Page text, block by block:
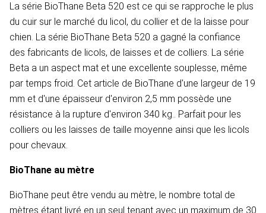
La série BioThane Beta 520 est ce qui se rapproche le plus
du cuir sur le marché du licol, du collier et de la laisse pour
chien. La série BioThane Beta 520 a gagné la confiance
des fabricants de licols, de laisses et de colliers. La série
Beta a un aspect mat et une excellente souplesse, même
par temps froid. Cet article de BioThane d'une largeur de 19
mm et d'une épaisseur d'environ 2,5 mm possède une
résistance à la rupture d'environ 340 kg.. Parfait pour les
colliers ou les laisses de taille moyenne ainsi que les licols
pour chevaux.
BioThane au mètre
BioThane peut être vendu au mètre, le nombre total de
mètres étant livré en un seul tenant avec un maximum de 30